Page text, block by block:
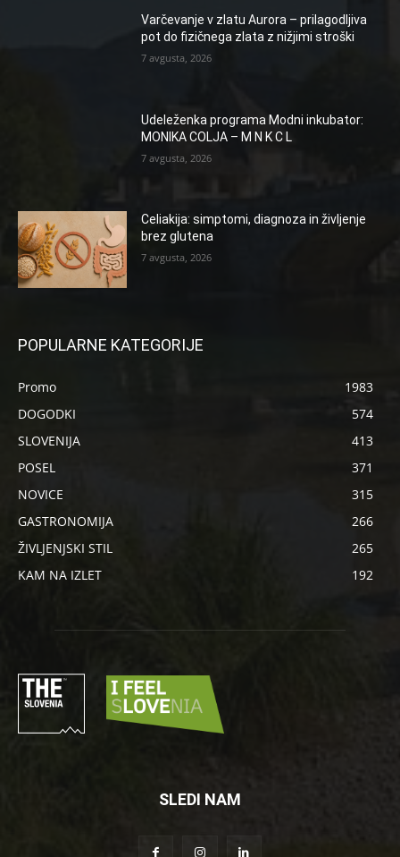
Varčevanje v zlatu Aurora – prilagodljiva
pot do fizičnega zlata z nižjimi stroški
7 avgusta, 2026
Udeleženka programa Modni inkubator:
MONIKA COLJA – M N K C L
7 avgusta, 2026
Celiakija: simptomi, diagnoza in življenje
brez glutena
7 avgusta, 2026
POPULARNE KATEGORIJE
Promo
1983
DOGODKI
574
SLOVENIJA
413
POSEL
371
NOVICE
315
GASTRONOMIJA
266
ŽIVLJENJSKI STIL
265
KAM NA IZLET
192
SLEDI NAM